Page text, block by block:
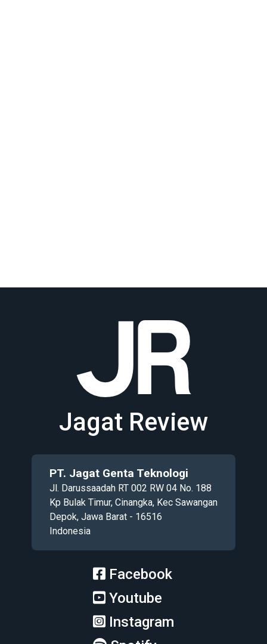
Jagat Review
PT. Jagat Genta Teknologi
Jl. Darussaadah RT 002 RW 04 No. 188
Kp Bulak Timur, Cinangka, Kec Sawangan
Depok, Jawa Barat - 16516
Indonesia
Facebook
Youtube
Instagram